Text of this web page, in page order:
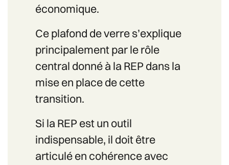
économique.
Ce plafond de verre s’explique
principalement par le rôle
central donné à la REP dans la
mise en place de cette
transition.
Si la REP est un outil
indispensable, il doit être
articulé en cohérence avec